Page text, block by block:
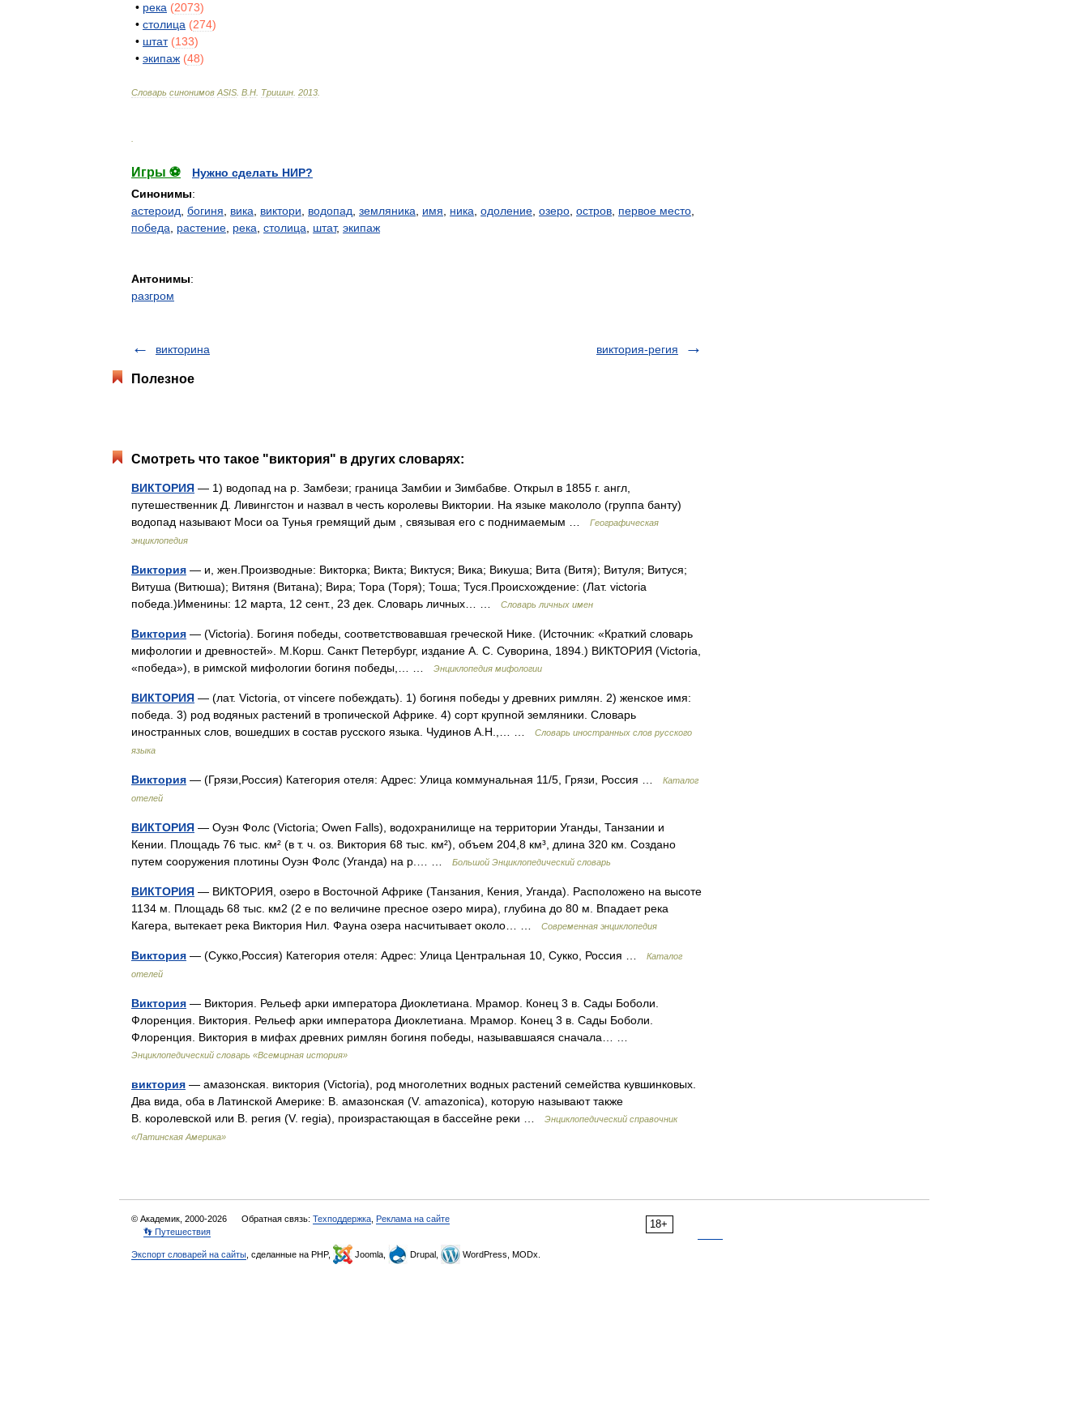
• река (2073)
• столица (274)
• штат (133)
• экипаж (48)
Словарь синонимов ASIS В Н Тришин 2013
Игры ⚽
Нужно сделать НИР?
Синонимы:
астероид богиня вика виктори водопад земляника имя ника одоление озеро остров первое место
победа
растение река столица штат, экипаж
Антонимы:
разгром
викторина виктория-регия
Полезное
Смотреть что такое "виктория" в других словарях:
ВИКТОРИЯ — 1) водопад на р. Замбези; граница Замбии и Зимбабве. Открыл в 1855 г. англ,
путешественник Д. Ливингстон и назвал в честь королевы Виктории. На языке макололо (группа банту)
водопад называют Моси оа Тунья гремящий дым , связывая его с поднимаемым …
Географическая
энциклопедия
Виктория — и, жен.Производные: Викторка; Викта; Виктуся; Вика; Викуша; Вита (Витя); Витуля; Витуся;
Витуша (Витюша); Витяня (Витана); Вира; Тора (Торя); Тоша; Туся.Происхождение: (Лат. victoria
победа.)Именины: 12 марта, 12 сент., 23 дек. Словарь личных… …
Словарь личных имен
Виктория — (Victoria). Богиня победы, соответствовавшая греческой Нике. (Источник: «Краткий словарь
мифологии и древностей». М.Корш. Санкт Петербург, издание А. С. Суворина, 1894.) ВИКТОРИЯ (Victoria,
«победа»), в римской мифологии богиня победы,… …
Энциклопедия мифологии
ВИКТОРИЯ — (лат. Victoria, от vincere побеждать). 1) богиня победы у древних римлян. 2) женское имя:
победа. 3) род водяных растений в тропической Африке. 4) сорт крупной земляники. Словарь
иностранных слов, вошедших в состав русского языка. Чудинов А.Н.,… …
Словарь иностранных слов русского
языка
Виктория — (Грязи,Россия) Категория отеля: Адрес: Улица коммунальная 11/5, Грязи, Россия …
Каталог
отелей
ВИКТОРИЯ — Оуэн Фолс (Victoria; Owen Falls), водохранилище на территории Уганды, Танзании и
Кении. Площадь 76 тыс. км² (в т. ч. оз. Виктория 68 тыс. км²), объем 204,8 км³, длина 320 км. Создано
путем сооружения плотины Оуэн Фолс (Уганда) на р.… …
Большой Энциклопедический словарь
ВИКТОРИЯ — ВИКТОРИЯ, озеро в Восточной Африке (Танзания, Кения, Уганда). Расположено на высоте
1134 м. Площадь 68 тыс. км2 (2 е по величине пресное озеро мира), глубина до 80 м. Впадает река
Кагера, вытекает река Виктория Нил. Фауна озера насчитывает около… …
Современная энциклопедия
Виктория — (Сукко,Россия) Категория отеля: Адрес: Улица Центральная 10, Сукко, Россия …
Каталог
отелей
Виктория — Виктория. Рельеф арки императора Диоклетиана. Мрамор. Конец 3 в. Сады Боболи.
Флоренция. Виктория. Рельеф арки императора Диоклетиана. Мрамор. Конец 3 в. Сады Боболи.
Флоренция. Виктория в мифах древних римлян богиня победы, называвшаяся сначала… …
Энциклопедический словарь «Всемирная история»
виктория — амазонская. виктория (Victoria), род многолетних водных растений семейства кувшинковых.
Два вида, оба в Латинской Америке: В. амазонская (V. amazonica), которую называют также
В. королевской или В. регия (V. regia), произрастающая в бассейне реки …
Энциклопедический справочник
«Латинская Америка»
18+
© Академик, 2000-2026 Обратная связь: Техподдержка Реклама на сайте
👣 Путешествия
Экспорт словарей на сайты , сделанные на PHP, Joomla, Drupal, WordPress, MODx.